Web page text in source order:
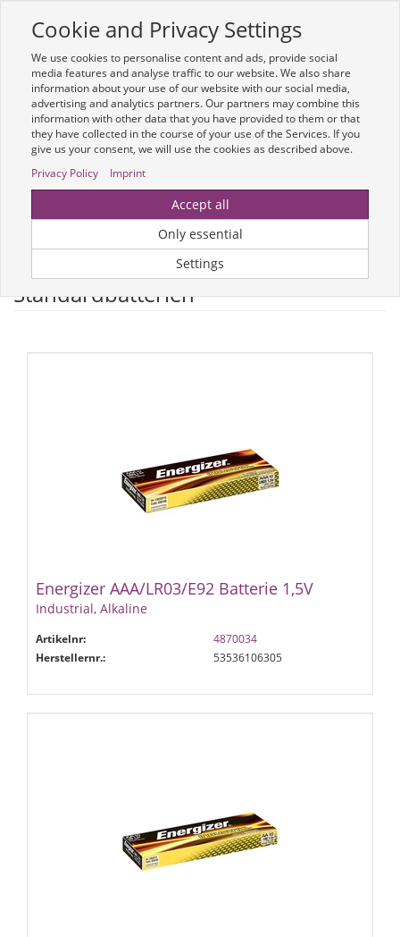
Zur mobilen Kompaktversion (Login erforderlich)
Toggle
navigation
Um weitere Artikelinformationen zu erhalten, melden Sie sich bitte am
System an.Zur Anmeldung
Standardbatterien
Energizer AAA/LR03/E92 Batterie 1,5V
Industrial, Alkaline
Artikelnr:
4870034
Herstellernr.:
53536106305
Cookie and Privacy Settings
We use cookies to personalise content and ads, provide social
media features and analyse traffic to our website. We also share
information about your use of our website with our social media,
advertising and analytics partners. Our partners may combine this
information with other data that you have provided to them or that
they have collected in the course of your use of the Services. If you
give us your consent, we will use the cookies as described above.
Privacy Policy
Imprint
Accept all
Only essential
Settings